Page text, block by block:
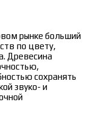
рынке больший
по цвету,
Древесина
сохранять
звуко- и